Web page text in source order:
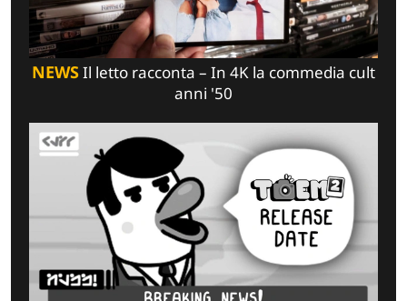
NEWSIl letto racconta – In 4K la commedia cult
anni '50